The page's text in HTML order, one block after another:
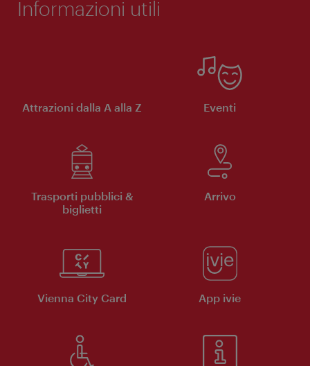
Informazioni utili
Attrazioni dalla A alla Z Eventi
Trasporti pubblici &
biglietti
Arrivo
Vienna City Card App ivie